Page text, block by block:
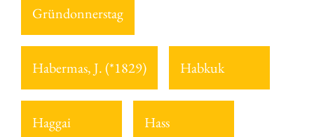
Gründonnerstag
Habermas, J. (*1829) Habkuk
Haggai Hass